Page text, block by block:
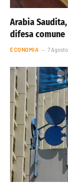
Arabia
difesa comune
ECONOMIA 7